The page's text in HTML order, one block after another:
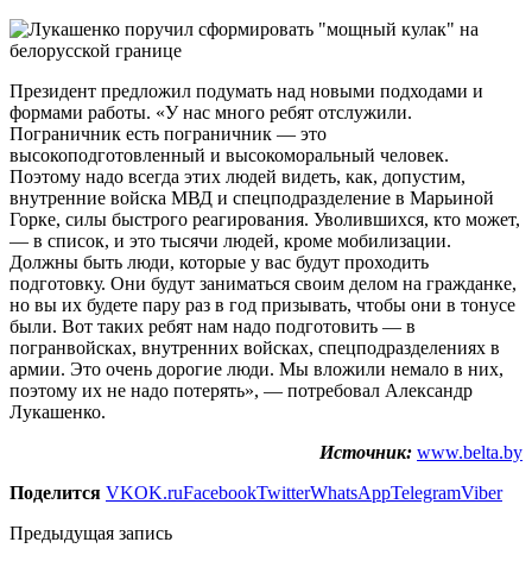
Президент предложил подумать над новыми подходами и
формами работы. «У нас много ребят отслужили.
Пограничник есть пограничник — это
высокоподготовленный и высокоморальный человек.
Поэтому надо всегда этих людей видеть, как, допустим,
внутренние войска МВД и спецподразделение в Марьиной
Горке, силы быстрого реагирования. Уволившихся, кто может,
— в список, и это тысячи людей, кроме мобилизации.
Должны быть люди, которые у вас будут проходить
подготовку. Они будут заниматься своим делом на гражданке,
но вы их будете пару раз в год призывать, чтобы они в тонусе
были. Вот таких ребят нам надо подготовить — в
погранвойсках, внутренних войсках, спецподразделениях в
армии. Это очень дорогие люди. Мы вложили немало в них,
поэтому их не надо потерять», — потребовал Александр
Лукашенко.
Источник: www.belta.by
Поделится VKOK.ruFacebookTwitterWhatsAppTelegramViber
Предыдущая запись